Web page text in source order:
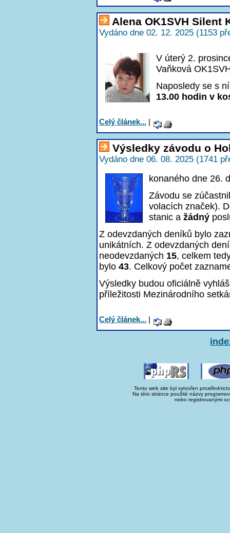
Alena OK1SVH Silent
Vydáno dne 02. 12. 2025 (1153
V úterý 2.
Vaňková
Naposledy se s
13.00 hodin v
Celý článek... |
Výsledky závodu o
Vydáno dne 06. 08. 2025 (1741
konaného dne 26.
Závodu se
volacích značek).
stanic a žádný
Z odevzdaných deníků bylo
unikátních. Z odevzdaných
neodevzdaných 15, celkem
bylo 43. Celkový počet
Výsledky budou oficiálně
příležitosti Mezinárodního
Celý článek... |
Tento web site byl vytvořen
Na této stránce použité názvy
nebo registrovanými